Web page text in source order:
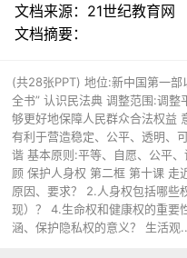
文档来源： 21世纪教育网
文档摘要：
(共28张PPT) 地位:新中国第一部
全书” 认识民法典 调整范围:调
够更好地保障人民群众合法权益
有利于营造稳定、公平、透明、
谐 基本原则:平等、自愿、公平
顾 保护人身权 第二框 第十课 走
原因、要求？ 2.人身权包括哪些
现）？ 4.生命权和健康权的重要
涵、保护隐私权的意义？ 生活观